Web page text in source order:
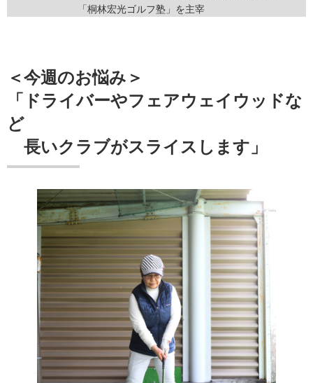
「桐林宏光ゴルフ塾」を主宰
＜今週のお悩み＞
「ドライバーやフェアウェイウッドな
ど
長いクラブがスライスします」